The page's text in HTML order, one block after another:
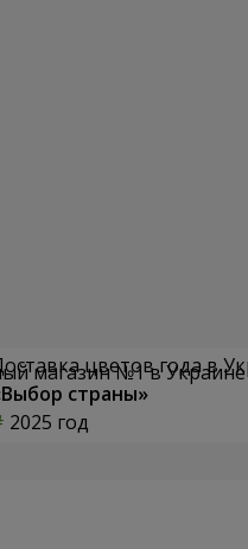
цветов года в
страны»
2025 год